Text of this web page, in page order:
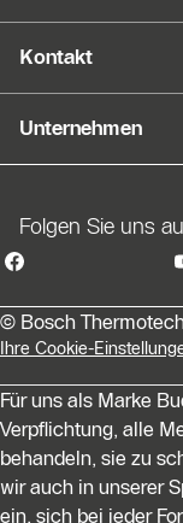
Kontakt
Unternehmen
Folgen Sie uns
© Bosch
Ihre Cookie-
Für uns als Marke
Verpflichtung, alle
behandeln, sie zu
wir auch in unserer
ein, sich bei jeder